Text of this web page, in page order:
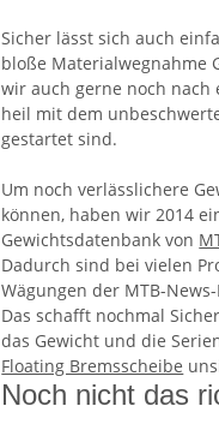
Sicher lässt sich auch
bloße Materialwegnahme
wir auch gerne noch
heil mit dem
gestartet sind.
Um noch verlässlichere
können, haben wir 2014
Gewichtsdatenbank von
Dadurch sind bei vielen
Wägungen der MTB-
Das schafft nochmal
das Gewicht und die
Floating Bremsscheibe
Noch nicht das